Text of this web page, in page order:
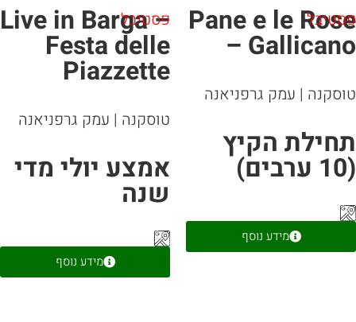
Pane e le
–
| עמק גרפניאנה
הקיץ
מידע נוסף
פסטיבל
Live in Barga –
Festa delle
Piazzette
טוסקנה| עמק גרפניאנה
אמצע יולי מדי
שנה
מידע נוסף